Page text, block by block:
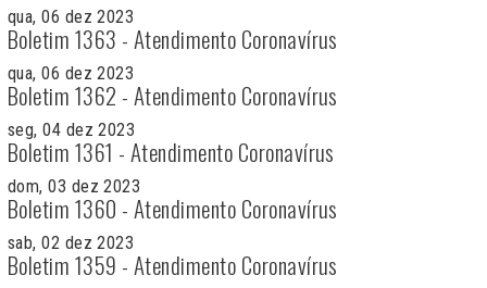
qua, 06 dez 2023
Boletim 1363 - Atendimento Coronavírus
qua, 06 dez 2023
Boletim 1362 - Atendimento Coronavírus
seg, 04 dez 2023
Boletim 1361 - Atendimento Coronavírus
dom, 03 dez 2023
Boletim 1360 - Atendimento Coronavírus
sab, 02 dez 2023
Boletim 1359 - Atendimento Coronavírus